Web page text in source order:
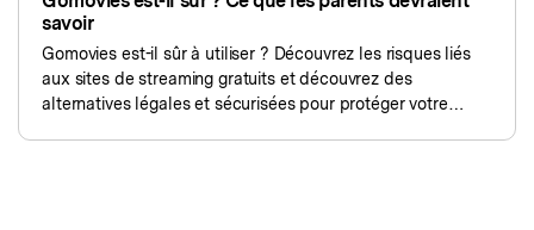
savoir
Gomovies est-il sûr à utiliser ? Découvrez les risques liés
aux sites de streaming gratuits et découvrez des
alternatives légales et sécurisées pour protéger votre